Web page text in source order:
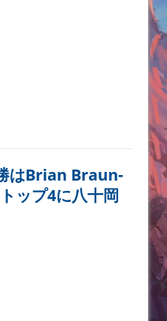
はBrian Braun-
ップ4に八十岡